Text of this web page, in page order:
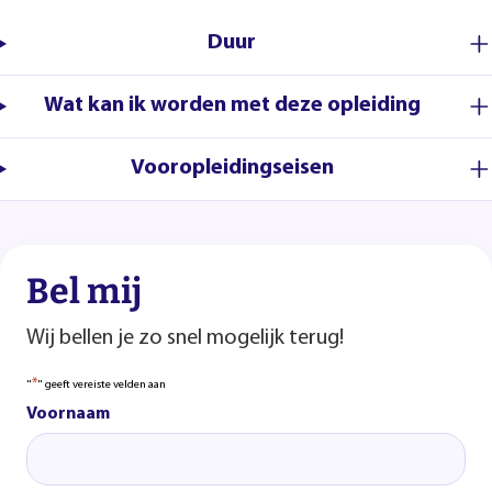
Duur
Wat kan ik worden met deze opleiding
Vooropleidingseisen
Bel mij
Wij bellen je zo snel mogelijk terug!
"*" geeft vereiste velden aan
Voornaam